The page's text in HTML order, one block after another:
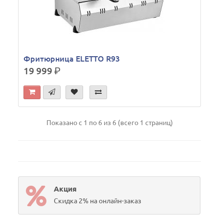
Фритюрница ELETTO R93
19 999р.
Показано с 1 по 6 из 6 (всего 1 страниц)
Акция
Скидка 2% на онлайн-заказ